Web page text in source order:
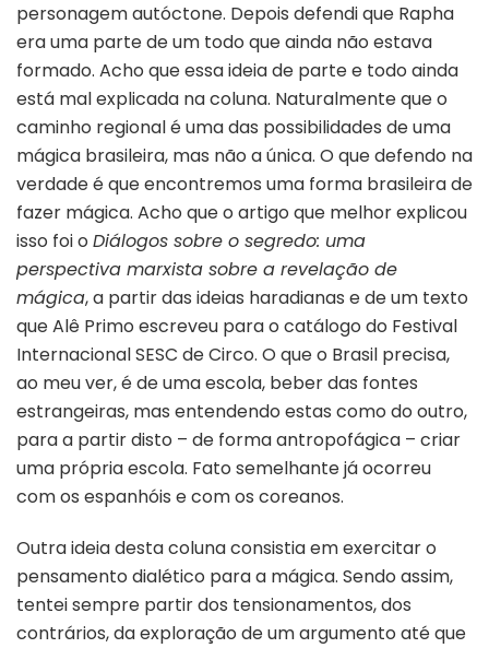
personagem autóctone. Depois defendi que Rapha
era uma parte de um todo que ainda não estava
formado. Acho que essa ideia de parte e todo ainda
está mal explicada na coluna. Naturalmente que o
caminho regional é uma das possibilidades de uma
mágica brasileira, mas não a única. O que defendo na
verdade é que encontremos uma forma brasileira de
fazer mágica. Acho que o artigo que melhor explicou
isso foi o Diálogos sobre o segredo: uma
perspectiva marxista sobre a revelação de
mágica, a partir das ideias haradianas e de um texto
que Alê Primo escreveu para o catálogo do Festival
Internacional SESC de Circo. O que o Brasil precisa,
ao meu ver, é de uma escola, beber das fontes
estrangeiras, mas entendendo estas como do outro,
para a partir disto – de forma antropofágica – criar
uma própria escola. Fato semelhante já ocorreu
com os espanhóis e com os coreanos.
Outra ideia desta coluna consistia em exercitar o
pensamento dialético para a mágica. Sendo assim,
tentei sempre partir dos tensionamentos, dos
contrários, da exploração de um argumento até que